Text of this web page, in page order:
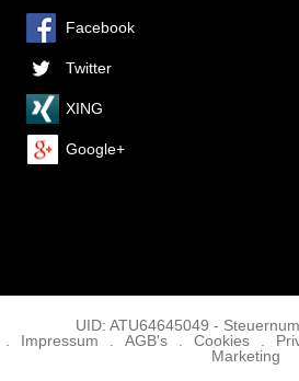
Facebook
Twitter
XING
Google+
UID: ATU64645049 -
Impressum AGB's Cookies
Marketing